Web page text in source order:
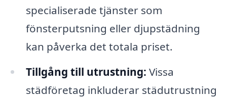
specialiserade tjänster som
fönsterputsning eller djupstädning
kan påverka det totala priset.
Tillgång till utrustning: Vissa
städföretag inkluderar städutrustning